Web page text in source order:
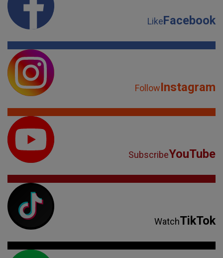
LikeFacebook
FollowInstagram
SubscribeYouTube
WatchTikTok